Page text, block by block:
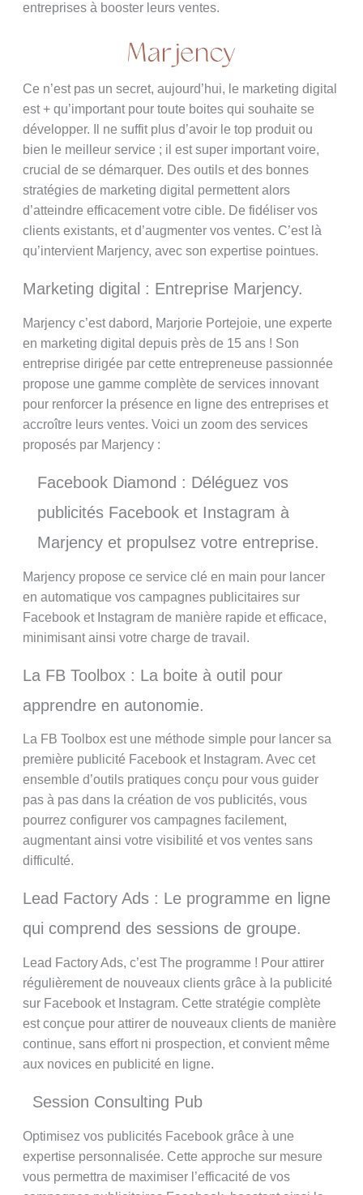
entreprises à booster leurs ventes.
Ce n’est pas un secret, aujourd’hui, le marketing digital
est + qu’important pour toute boites qui souhaite se
développer. Il ne suffit plus d’avoir le top produit ou
bien le meilleur service ; il est super important voire,
crucial de se démarquer. Des outils et des bonnes
stratégies de marketing digital permettent alors
d’atteindre efficacement votre cible. De fidéliser vos
clients existants, et d’augmenter vos ventes. C’est là
qu’intervient Marjency, avec son expertise pointues.
Marketing digital : Entreprise Marjency.
Marjency c’est dabord, Marjorie Portejoie, une experte
en marketing digital depuis près de 15 ans ! Son
entreprise dirigée par cette entrepreneuse passionnée
propose une gamme complète de services innovant
pour renforcer la présence en ligne des entreprises et
accroître leurs ventes. Voici un zoom des services
proposés par Marjency :
Facebook Diamond : Déléguez vos
publicités Facebook et Instagram à
Marjency et propulsez votre entreprise.
Marjency propose ce service clé en main pour lancer
en automatique vos campagnes publicitaires sur
Facebook et Instagram de manière rapide et efficace,
minimisant ainsi votre charge de travail.
La FB Toolbox : La boite à outil pour
apprendre en autonomie.
La FB Toolbox est une méthode simple pour lancer sa
première publicité Facebook et Instagram. Avec cet
ensemble d’outils pratiques conçu pour vous guider
pas à pas dans la création de vos publicités, vous
pourrez configurer vos campagnes facilement,
augmentant ainsi votre visibilité et vos ventes sans
difficulté.
Lead Factory Ads : Le programme en ligne
qui comprend des sessions de groupe.
Lead Factory Ads, c’est The programme ! Pour attirer
régulièrement de nouveaux clients grâce à la publicité
sur Facebook et Instagram. Cette stratégie complète
est conçue pour attirer de nouveaux clients de manière
continue, sans effort ni prospection, et convient même
aux novices en publicité en ligne.
Session Consulting Pub
Optimisez vos publicités Facebook grâce à une
expertise personnalisée. Cette approche sur mesure
vous permettra de maximiser l’efficacité de vos